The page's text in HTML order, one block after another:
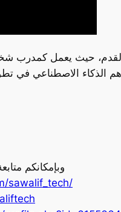
القدم، حيث يعمل
وبإمكانكم
sawalif_tech/